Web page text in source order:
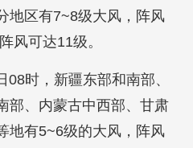
地区有7~8级大风，阵风
风可达11级。
08时，新疆东部和南部、
部、内蒙古中西部、甘肃
地有5~6级的大风，阵风